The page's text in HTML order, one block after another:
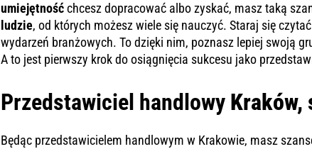
umiejętnośćchcesz dopracować albo zyskać, masz taką
ludzie, od których możesz wiele się nauczyć. Staraj się
wydarzeń branżowych. To dzięki nim, poznasz lepiej swoją
A to jest pierwszy krok do osiągnięcia sukcesu jako
Przedstawiciel handlowy
Będąc przedstawicielem handlowym w Krakowie, masz